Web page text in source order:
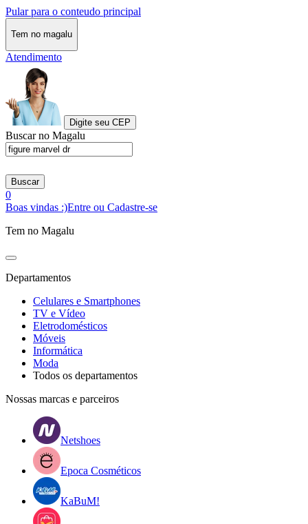
Pular para o conteudo principal
Tem no magalu
Atendimento
Digite seu CEP
Buscar no Magalu
Buscar
0
Boas vindas :)Entre ou Cadastre-se
Tem no Magalu
Departamentos
Celulares e Smartphones
TV e Vídeo
Eletrodomésticos
Móveis
Informática
Moda
Todos os departamentos
Nossas marcas e parceiros
Netshoes
Epoca Cosméticos
KaBuM!